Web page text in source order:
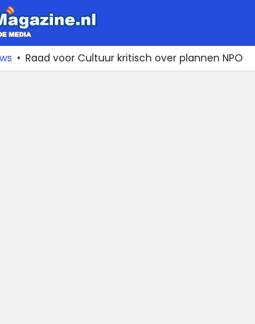
Raad voor Cultuur kritisch over plannen NPO